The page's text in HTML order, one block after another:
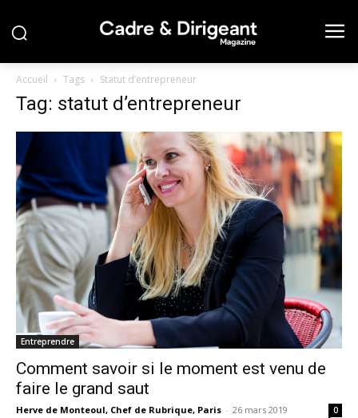
Accueil Tags Statut d’entrepreneur
Tag: statut d’entrepreneur
Entreprendre
Comment savoir si le moment est venu de
faire le grand saut
Herve de Monteoul, Chef de Rubrique, Paris - 26 mars 2019 0